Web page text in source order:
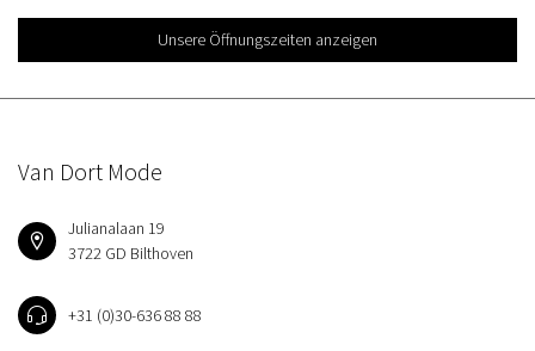
Unsere Öffnungszeiten anzeigen
Van Dort Mode
Julianalaan 19
3722 GD Bilthoven
+31 (0)30-636 88 88